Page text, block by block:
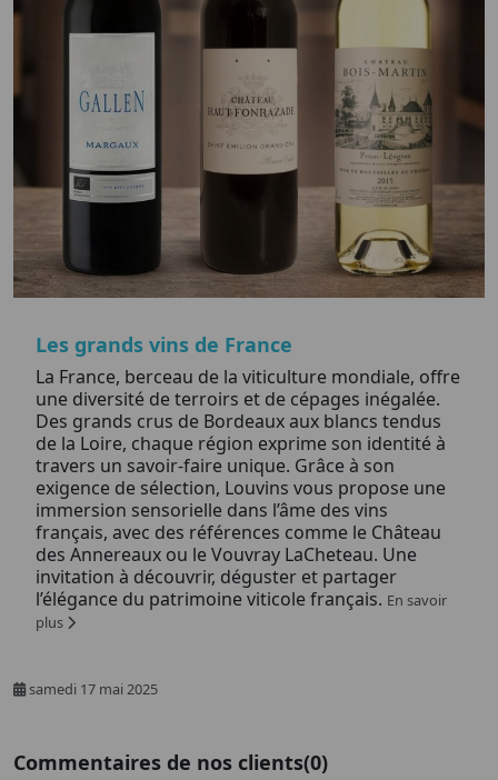
Les grands vins de France
La France, berceau de la viticulture mondiale, offre
une diversité de terroirs et de cépages inégalée.
Des grands crus de Bordeaux aux blancs tendus
de la Loire, chaque région exprime son identité à
travers un savoir-faire unique. Grâce à son
exigence de sélection, Louvins vous propose une
immersion sensorielle dans l’âme des vins
français, avec des références comme le Château
des Annereaux ou le Vouvray LaCheteau. Une
invitation à découvrir, déguster et partager
l’élégance du patrimoine viticole français. En savoir
plus
samedi 17 mai 2025
Commentaires de nos clients(0)